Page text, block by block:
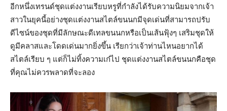
อีกหนึ่งเทรนด์ชุดแต่งงานเรียบหรูที่กำลังได้รับความนิยมจากเจ้า
สาวในยุคนี้อย่างชุดแต่งงานสไตล์ขนนกมีจุดเด่นที่สามารถปรับ
ดีไซน์ของชุดที่มีลักษณะดีเทลขนนกหรือเป็นเส้นฟุ้งๆ เสริมชุดให้
ดูมีคลาสและโดดเด่นมากยิ่งขึ้น เรียกว่าเจ้าท่านไหนอยากได้
สไตล์เรียบ ๆ แต่ก็ไม่ทิ้งความเก๋ไป ชุดแต่งงานสไตล์ขนนกคือชุด
ที่คุณไม่ควรพลาดที่จะลอง